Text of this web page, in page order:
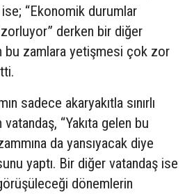
“Ekonomik durumlar
derken bir diğer
bu zamlara yetişmesi çok zor
sadece akaryakıtla sınırlı
“Yakıta gelen bu
da yansıyacak diye
yaptı. Bir diğer vatandaş ise
dönemlerin